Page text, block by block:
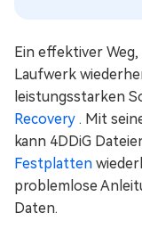
Ein effektiver
Laufwerk
leistungsstarken
Recovery . Mit
kann 4DDiG
Festplatten
problemlose
Daten.